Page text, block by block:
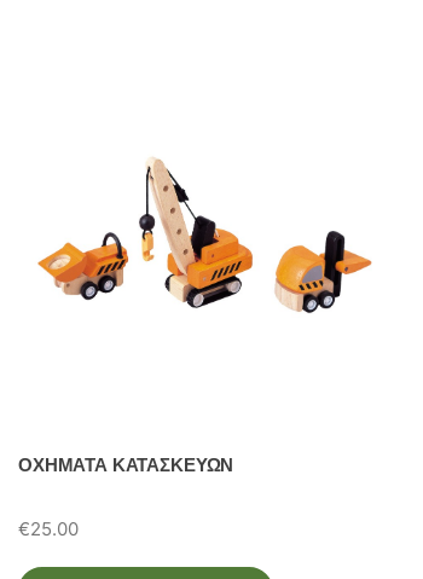
ΟΧΗΜΑΤΑ ΚΑΤΑΣΚΕΥΩΝ
€25.00